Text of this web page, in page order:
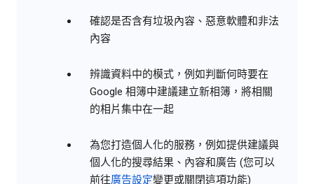
確認是否含有垃圾內容、惡意軟體和非法
內容
辨識資料中的模式，例如判斷何時要在
Google 相簿中建議建立新相簿，將相關
的相片集中在一起
為您打造個人化的服務，例如提供建議與
個人化的搜尋結果、內容和廣告 (您可以
前往廣告設定變更或關閉這項功能)